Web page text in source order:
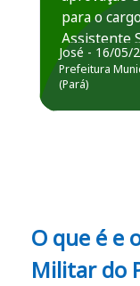
para o
Assistente
estou
Prefeitura
José - 16/05/
Prefeitura
(Pará)
O que é e
Militar do